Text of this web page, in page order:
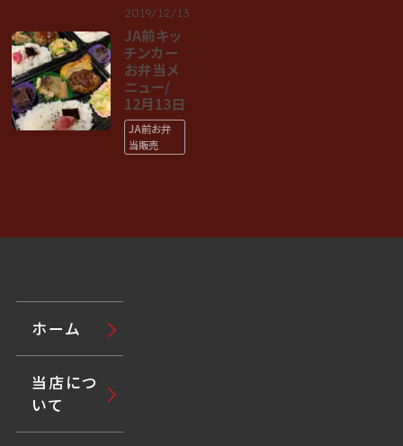
2019/12/13
JA前キッ
チンカー
お弁当メ
ニュー/
12月13日
JA前お弁
当販売
ホーム
当店につ
いて